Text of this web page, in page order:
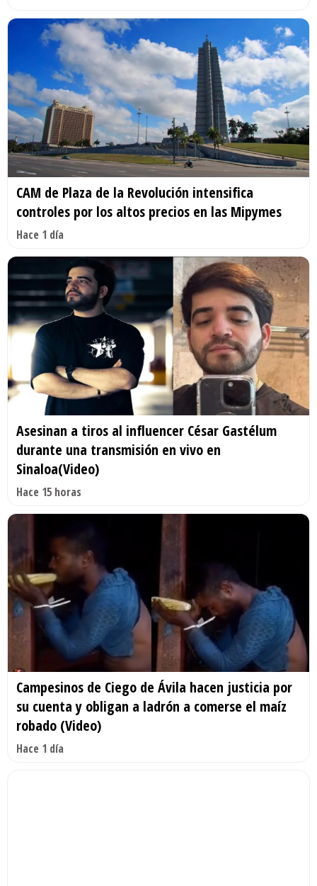
CAM de Plaza de la Revolución intensifica
controles por los altos precios en las Mipymes
Hace 1 día
Asesinan a tiros al influencer César Gastélum
durante una transmisión en vivo en
Sinaloa(Video)
Hace 15 horas
Campesinos de Ciego de Ávila hacen justicia por
su cuenta y obligan a ladrón a comerse el maíz
robado (Video)
Hace 1 día